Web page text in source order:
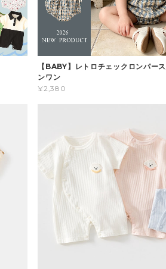
【BABY】レトロチェックロンパー
ンワン
¥2,380